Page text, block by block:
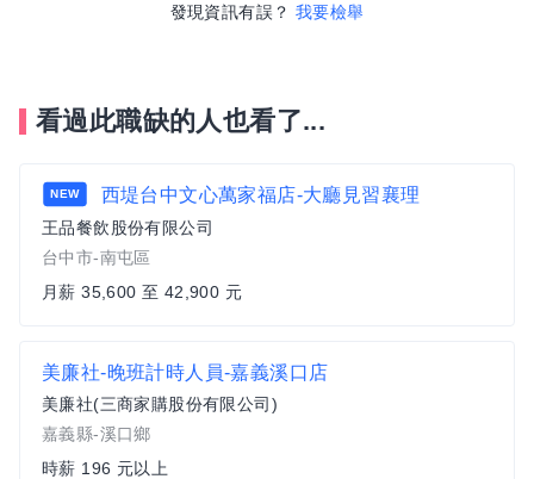
發現資訊有誤？ 我要檢舉
看過此職缺的人也看了...
NEW 西堤台中文心萬家福店-大廳見習襄理
王品餐飲股份有限公司
台中市-南屯區
月薪 35,600 至 42,900 元
美廉社-晚班計時人員-嘉義溪口店
美廉社(三商家購股份有限公司)
嘉義縣-溪口鄉
時薪 196 元以上